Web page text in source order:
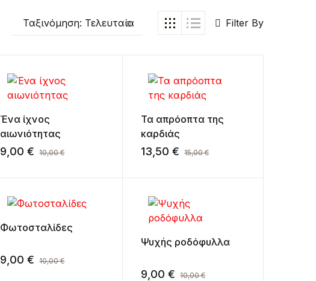
Ταξινόμηση: Τελευταία Filter By
Ένα ίχνος
αιωνιότητας
9,00€ 10,00€
Τα απρόοπτα της
καρδιάς
13,50€ 15,00€
Φωτοσταλίδες
9,00€ 10,00€
Ψυχής ροδόφυλλα
9,00€ 10,00€